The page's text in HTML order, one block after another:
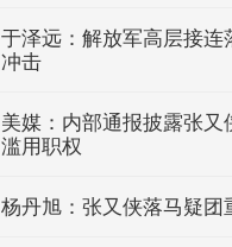
于泽远：解放军高层接连
冲击
美媒：内部通报披露张又
滥用职权
杨丹旭：张又侠落马疑团